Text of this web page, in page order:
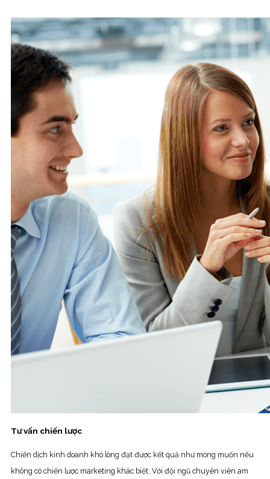
Tư vấn chiến lược
Chiến dịch kinh doanh khó lòng đạt được kết quả như mong muốn nếu
không có chiến lược marketing khác biệt. Với đội ngũ chuyên viên am